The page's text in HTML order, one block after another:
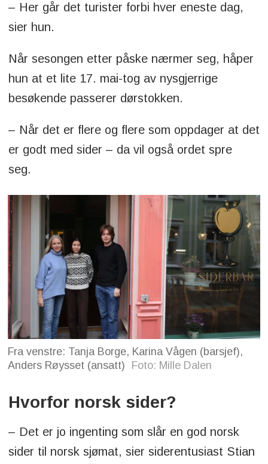
– Her går det turister forbi hver eneste dag,
sier hun.
Når sesongen etter påske nærmer seg, håper
hun at et lite 17. mai-tog av nysgjerrige
besøkende passerer dørstokken.
– Når det er flere og flere som oppdager at det
er godt med sider – da vil også ordet spre
seg.
Fra venstre: Tanja Borge, Karina Vågen (barsjef),
Anders Røysset (ansatt)
Foto: Mille Dalen
Hvorfor norsk sider?
– Det er jo ingenting som slår en god norsk
sider til norsk sjømat, sier siderentusiast Stian